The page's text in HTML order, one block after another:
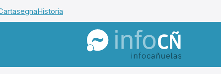
Historia
InfoCañuelas